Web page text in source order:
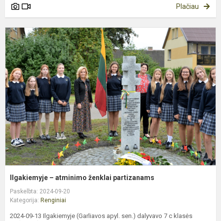
Plačiau
Ilgakiemyje – atminimo ženklai partizanams
Paskelbta: 2024-09-20
Kategorija: Renginiai
2024-09-13 Ilgakiemyje (Garliavos apyl. sen.) dalyvavo 7 c klasės